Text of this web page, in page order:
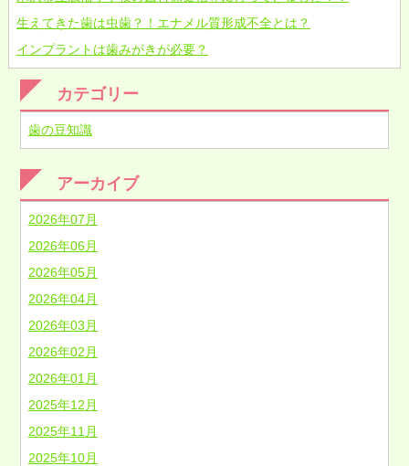
生えてきた歯は虫歯？！エナメル質形成不全とは？
インプラントは歯みがきが必要？
カテゴリー
歯の豆知識
アーカイブ
2026年07月
2026年06月
2026年05月
2026年04月
2026年03月
2026年02月
2026年01月
2025年12月
2025年11月
2025年10月